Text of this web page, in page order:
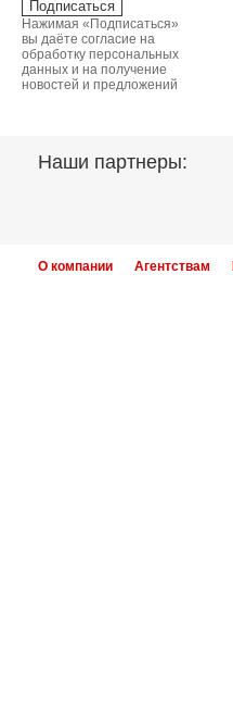
Нажимая «Подписаться»
вы даёте согласие на
обработку персональных
данных и на получение
новостей и предложений
Наши партнеры:
О компании Агентствам